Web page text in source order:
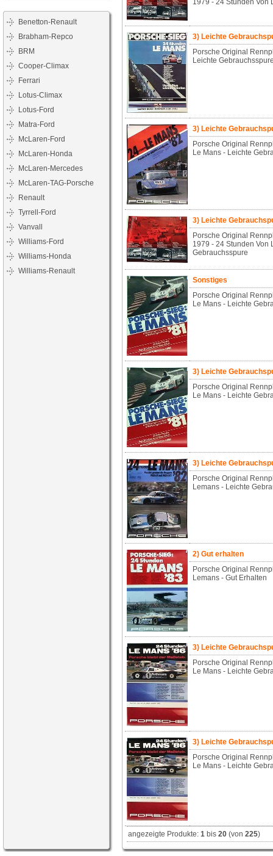
Benetton-Renault
Brabham-Repco
BRM
Cooper-Climax
Ferrari
Lotus-Climax
Lotus-Ford
Matra-Ford
McLaren-Ford
McLaren-Honda
McLaren-Mercedes
McLaren-TAG-Porsche
Renault
Tyrrell-Ford
Vanvall
Williams-Ford
Williams-Honda
Williams-Renault
1979 - 24 Stunden Von
3) Leichte
Porsche Original
Leichte
3) Leichte
Porsche Original
Le Mans - Leichte
3) Leichte
Porsche Original
1979 - 24 Stunden Von
Gebrauchsspure
Sonstiges
Porsche Original
Le Mans - Leichte
3) Leichte
Porsche Original
Le Mans - Leichte
3) Leichte
Porsche Original
Lemans - Leichte
2) Gut erhalten
Porsche Original
Lemans - Gut Erhalten
3) Leichte
Porsche Original
Le Mans - Leichte
3) Leichte
Porsche Original
Le Mans - Leichte
angezeigte Produkte:1 bis20 (von225)